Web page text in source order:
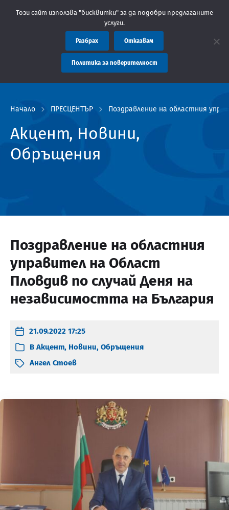
Областна администрация Пловдив препоръчва
Начало ПРЕСЦЕНТЪР Поздравление на областния
Акцент, Новини,
Обръщения
Поздравление на областния
управител на Област
Пловдив по случай Деня на
независимостта на България
21.09.2022 17:25
В Акцент, Новини, Обръщения
Ангел Стоев
Този сайт използва "бисквитки" за да подобри предлаганите
услуги.
Разбрах Отказвам
Политика за поверителност